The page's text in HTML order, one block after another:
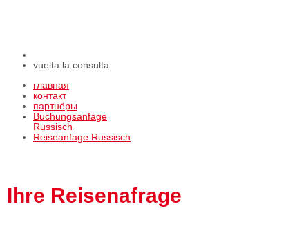
vuelta la consulta
главная
контакт
партнёры
Buchungsanfage
Russisch
Reiseanfage Russisch
Ihre Reisenafrage